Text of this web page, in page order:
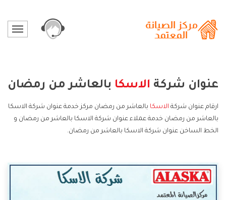
عنوان شركة الاسكا بالعاشر من رمضان
ارقام عنوان شركة الاسكا بالعاشر من رمضان مركز خدمة عنوان شركة الاسكا
بالعاشر من رمضان خدمة عملاء عنوان شركة الاسكا بالعاشر من رمضان و
الخط الساخن عنوان شركة الاسكا بالعاشر من رمضان.